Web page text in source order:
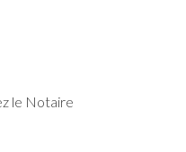
le Notaire